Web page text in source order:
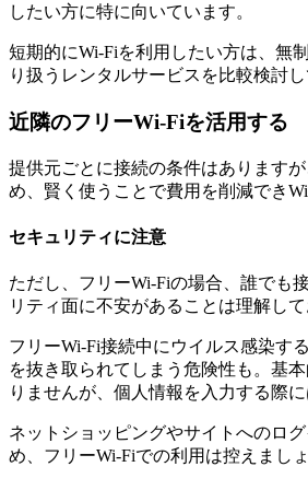
したい方に特に向いています。
短期的にWi-Fiを利用したい方は、無
り扱うレンタルサービスを比較検討し
近隣のフリーWi-Fiを活用する
提供元ごとに接続の条件はあります
め、賢く使うことで費用を削減でき
セキュリティに注意
ただし、フリーWi-Fiの場合、誰でも
リティ面に不安があることは理解して
フリーWi-Fi接続中にウイルス感染す
を抜き取られてしまう危険性も。基
りませんが、個人情報を入力する際に
ネットショッピングやサイトへのロ
め、フリーWi-Fiでの利用は控えましょ